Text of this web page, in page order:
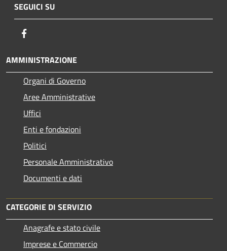
SEGUICI SU
AMMINISTRAZIONE
Organi di Governo
Aree Amministrative
Uffici
Enti e fondazioni
Politici
Personale Amministrativo
Documenti e dati
CATEGORIE DI SERVIZIO
Anagrafe e stato civile
Imprese e Commercio